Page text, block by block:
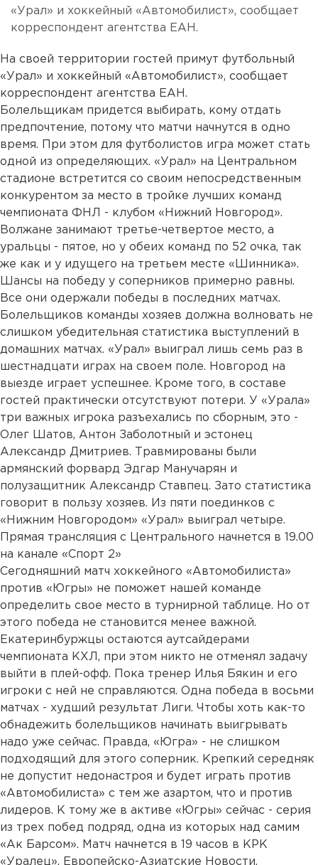
«Урал» и хоккейный «Автомобилист», сообщает
корреспондент агентства ЕАН.
На своей территории гостей примут футбольный
«Урал» и хоккейный «Автомобилист», сообщает
корреспондент агентства ЕАН.
Болельщикам придется выбирать, кому отдать
предпочтение, потому что матчи начнутся в одно
время. При этом для футболистов игра может стать
одной из определяющих. «Урал» на Центральном
стадионе встретится со своим непосредственным
конкурентом за место в тройке лучших команд
чемпионата ФНЛ - клубом «Нижний Новгород».
Волжане занимают третье-четвертое место, а
уральцы - пятое, но у обеих команд по 52 очка, так
же как и у идущего на третьем месте «Шинника».
Шансы на победу у соперников примерно равны.
Все они одержали победы в последних матчах.
Болельщиков команды хозяев должна волновать не
слишком убедительная статистика выступлений в
домашних матчах. «Урал» выиграл лишь семь раз в
шестнадцати играх на своем поле. Новгород на
выезде играет успешнее. Кроме того, в составе
гостей практически отсутствуют потери. У «Урала»
три важных игрока разъехались по сборным, это -
Олег Шатов, Антон Заболотный и эстонец
Александр Дмитриев. Травмированы были
армянский форвард Эдгар Манучарян и
полузащитник Александр Ставпец. Зато статистика
говорит в пользу хозяев. Из пяти поединков с
«Нижним Новгородом» «Урал» выиграл четыре.
Прямая трансляция с Центрального начнется в 19.00
на канале «Спорт 2»
Сегодняшний матч хоккейного «Автомобилиста»
против «Югры» не поможет нашей команде
определить свое место в турнирной таблице. Но от
этого победа не становится менее важной.
Екатеринбуржцы остаются аутсайдерами
чемпионата КХЛ, при этом никто не отменял задачу
выйти в плей-офф. Пока тренер Илья Бякин и его
игроки с ней не справляются. Одна победа в восьми
матчах - худший результат Лиги. Чтобы хоть как-то
обнадежить болельщиков начинать выигрывать
надо уже сейчас. Правда, «Югра» - не слишком
подходящий для этого соперник. Крепкий середняк
не допустит недонастроя и будет играть против
«Автомобилиста» с тем же азартом, что и против
лидеров. К тому же в активе «Югры» сейчас - серия
из трех побед подряд, одна из которых над самим
«Ак Барсом». Матч начнется в 19 часов в КРК
«Уралец». Европейско-Азиатские Новости.